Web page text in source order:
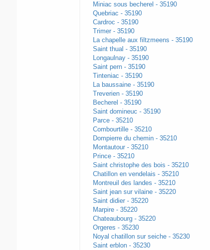
Miniac sous becherel - 35190
Quebriac - 35190
Cardroc - 35190
Trimer - 35190
La chapelle aux filtzmeens - 35190
Saint thual - 35190
Longaulnay - 35190
Saint pern - 35190
Tinteniac - 35190
La baussaine - 35190
Treverien - 35190
Becherel - 35190
Saint domineuc - 35190
Parce - 35210
Combourtille - 35210
Dompierre du chemin - 35210
Montautour - 35210
Prince - 35210
Saint christophe des bois - 35210
Chatillon en vendelais - 35210
Montreuil des landes - 35210
Saint jean sur vilaine - 35220
Saint didier - 35220
Marpire - 35220
Chateaubourg - 35220
Orgeres - 35230
Noyal chatillon sur seiche - 35230
Saint erblon - 35230